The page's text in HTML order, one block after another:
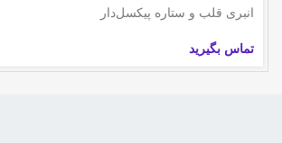
انبری قلب و ستاره پیکسل‌دار
تماس بگیرید